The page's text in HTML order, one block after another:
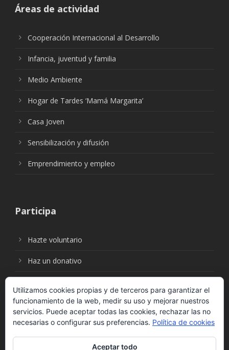
Áreas de actividad
Cooperación Internacional al Desarrollo
Infancia, juventud y familia
Medio Ambiente
Hogar de Tardes ‘Mamá Margarita’
Casa Joven
Sensibilización y difusión
Emprendimiento y empleo
Participa
Hazte voluntario
Haz un donativo
Síguenos en:
Utilizamos cookies propias y de terceros para garantizar el
funcionamiento de la web, medir su uso y mejorar nuestros
servicios. Puede aceptar todas las cookies, rechazar las no
necesarias o configurar sus preferencias. Política de cookies
Aceptar todo